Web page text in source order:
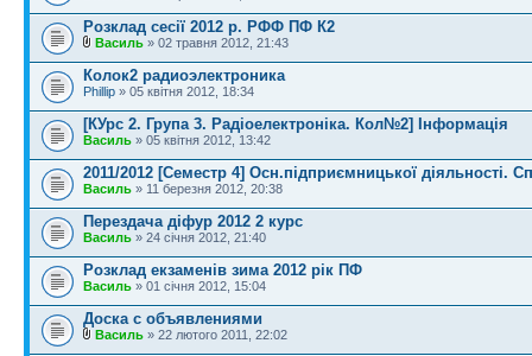
Розклад сесії 2012 р. РФФ ПФ К2
Василь » 02 травня 2012, 21:43
Колок2 радиоэлектроника
Phillip » 05 квітня 2012, 18:34
[КУрс 2. Група 3. Радіоелектроніка. Кол№2] Інформація
Василь » 05 квітня 2012, 13:42
2011/2012 [Семестр 4] Осн.підприємницької діяльності.
Василь » 11 березня 2012, 20:38
Перездача діфур 2012 2 курс
Василь » 24 січня 2012, 21:40
Розклад екзаменів зима 2012 рік ПФ
Василь » 01 січня 2012, 15:04
Доска с объявлениями
Василь » 22 лютого 2011, 22:02